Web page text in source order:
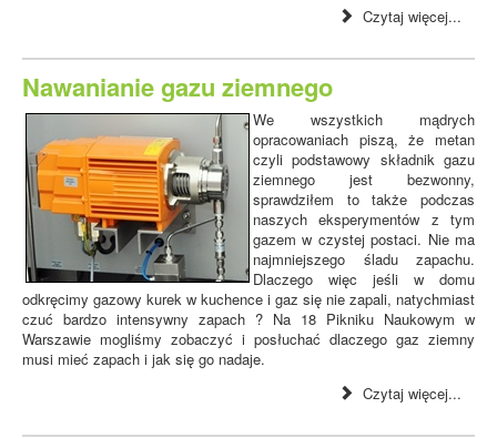
Czytaj więcej...
Nawanianie gazu ziemnego
We wszystkich mądrych
opracowaniach piszą, że metan
czyli podstawowy składnik gazu
ziemnego jest bezwonny,
sprawdziłem to także podczas
naszych eksperymentów z tym
gazem w czystej postaci. Nie ma
najmniejszego śladu zapachu.
Dlaczego więc jeśli w domu
odkręcimy gazowy kurek w kuchence i gaz się nie zapali, natychmiast
czuć bardzo intensywny zapach ? Na 18 Pikniku Naukowym w
Warszawie mogliśmy zobaczyć i posłuchać dlaczego gaz ziemny
musi mieć zapach i jak się go nadaje.
Czytaj więcej...